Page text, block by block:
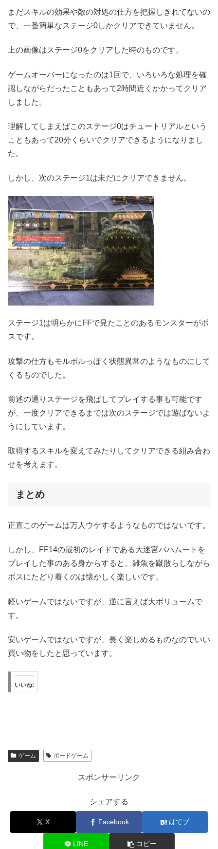
まだスキルの効果や敵の対処の仕方を把握しきれてないの
で、一番簡単なステージ0しかクリアできていません。
上の画像はステージ0をクリアした時のものです。
ゲームオーバーになったのは1回で、いろいろな処理を確
認しながらだったこともあって2時間近くかかってクリア
しました。
理解してしまえばこのステージ0はチュートリアルという
こともあって20分くらいでクリアできるようになりまし
た。
しかし、次のステージ1は未だにクリアできません。
ステージ1は明らかにFFで見たことのあるモンスターがボ
スです。
攻撃の仕方もモルボルっぽく状態異常のようなものにして
くるものでした。
前述の通りステージを飛ばしてプレイする事も可能です
が、一度クリアできるまでは次のステージでは遊ばないよ
うにしています。
取得するスキルを変えてみたりしてクリアできる組み合わ
せを考えます。
まとめ
正直このゲームは万人ウケするようなものではないです。
しかし、FF14の最初のレイドである大迷宮バハムートを
プレイした事のある身からすると、雑魚を蹴散らしながら
ボスにたどり着くのは懐かしく楽しいです。
軽いゲームではないですが、逆に言えば大ボリュームで
す。
安いゲームではないですが、長く楽しめるものなのでいい
買い物をしたと思っています。
いいね:
ゲーム ボードゲーム
スポンサーリンク
シェアする
X Facebook はてブ
LINE コピー